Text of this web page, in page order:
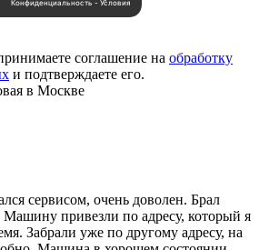
соглашение на обработку
и подтверждаете его.
сервисом, очень доволен. Брал
Машину привезли по адресу, который я
Забрали уже по другому адресу, на